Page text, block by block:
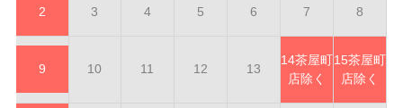
2 3 4 5 6 7 8
9 10 11 12 13
14茶屋町
店除く
15茶屋町
店除く